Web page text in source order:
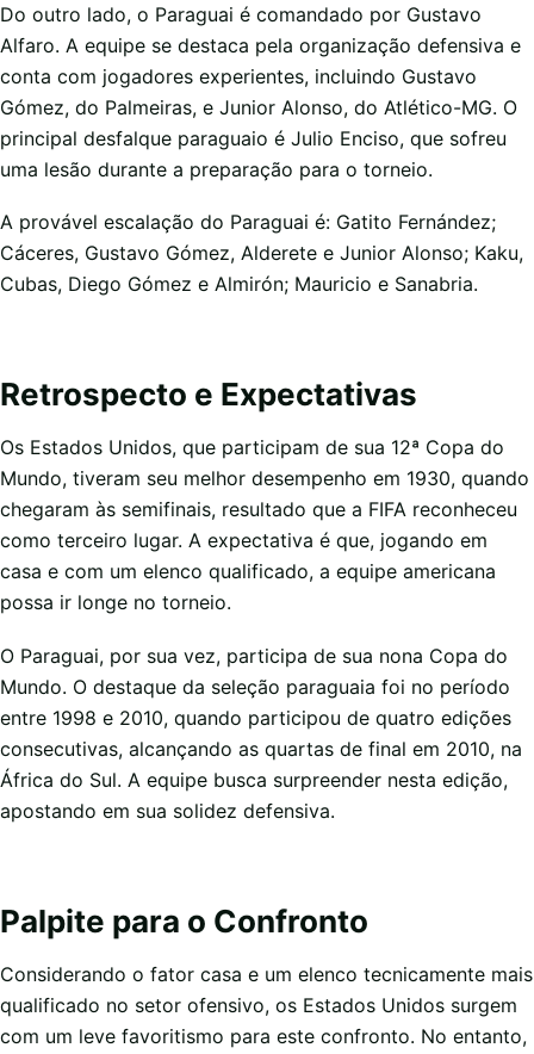
Do outro lado, o Paraguai é comandado por Gustavo
Alfaro. A equipe se destaca pela organização defensiva e
conta com jogadores experientes, incluindo Gustavo
Gómez, do Palmeiras, e Junior Alonso, do Atlético-MG. O
principal desfalque paraguaio é Julio Enciso, que sofreu
uma lesão durante a preparação para o torneio.
A provável escalação do Paraguai é: Gatito Fernández;
Cáceres, Gustavo Gómez, Alderete e Junior Alonso; Kaku,
Cubas, Diego Gómez e Almirón; Mauricio e Sanabria.
Retrospecto e Expectativas
Os Estados Unidos, que participam de sua 12ª Copa do
Mundo, tiveram seu melhor desempenho em 1930, quando
chegaram às semifinais, resultado que a FIFA reconheceu
como terceiro lugar. A expectativa é que, jogando em
casa e com um elenco qualificado, a equipe americana
possa ir longe no torneio.
O Paraguai, por sua vez, participa de sua nona Copa do
Mundo. O destaque da seleção paraguaia foi no período
entre 1998 e 2010, quando participou de quatro edições
consecutivas, alcançando as quartas de final em 2010, na
África do Sul. A equipe busca surpreender nesta edição,
apostando em sua solidez defensiva.
Palpite para o Confronto
Considerando o fator casa e um elenco tecnicamente mais
qualificado no setor ofensivo, os Estados Unidos surgem
com um leve favoritismo para este confronto. No entanto,